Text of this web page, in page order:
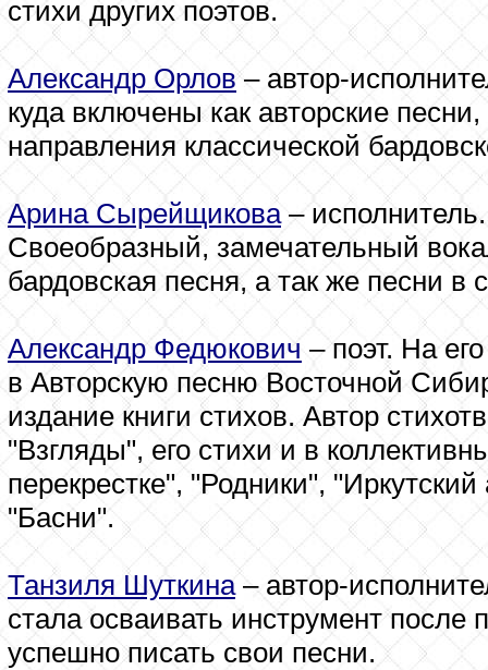
стихи других поэтов.
Александр Орлов – автор-
куда включены как авторские
направления классической
Арина Сырейщикова– исполнитель.
Своеобразный, замечательный
бардовская песня, а так же песни в
Александр Федюкович – поэт. На
в Авторскую песню Восточной
издание книги стихов. Автор
"Взгляды", его стихи и в
перекрестке", "Родники",
"Басни".
Танзиля Шуткина– автор-
стала осваивать инструмент после
успешно писать свои песни.